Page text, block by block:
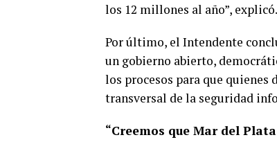
los 12 millones al año”, explicó.
Por último, el Intendente
un gobierno abierto,
los procesos para que quienes
transversal de la seguridad
“Creemos que Mar del